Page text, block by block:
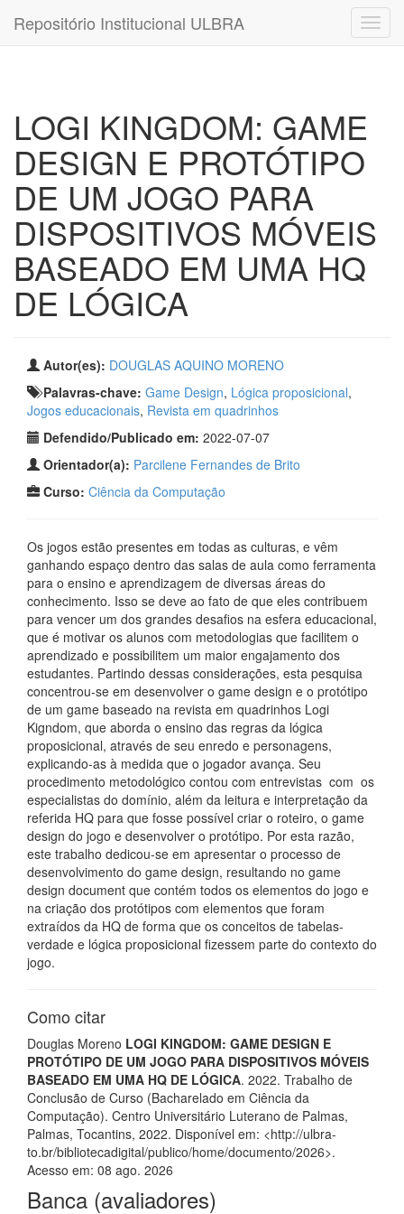
Repositório Institucional ULBRA
LOGI KINGDOM: GAME
DESIGN E PROTÓTIPO
DE UM JOGO PARA
DISPOSITIVOS MÓVEIS
BASEADO EM UMA HQ
DE LÓGICA
Autor(es): DOUGLAS AQUINO MORENO
Palavras-chave: Game Design, Lógica proposicional,
Jogos educacionais, Revista em quadrinhos
Defendido/Publicado em: 2022-07-07
Orientador(a): Parcilene Fernandes de Brito
Curso: Ciência da Computação
Os jogos estão presentes em todas as culturas, e vêm
ganhando espaço dentro das salas de aula como ferramenta
para o ensino e aprendizagem de diversas áreas do
conhecimento. Isso se deve ao fato de que eles contribuem
para vencer um dos grandes desafios na esfera educacional,
que é motivar os alunos com metodologias que facilitem o
aprendizado e possibilitem um maior engajamento dos
estudantes. Partindo dessas considerações, esta pesquisa
concentrou-se em desenvolver o game design e o protótipo
de um game baseado na revista em quadrinhos Logi
Kigndom, que aborda o ensino das regras da lógica
proposicional, através de seu enredo e personagens,
explicando-as à medida que o jogador avança. Seu
procedimento metodológico contou com entrevistas com os
especialistas do domínio, além da leitura e interpretação da
referida HQ para que fosse possível criar o roteiro, o game
design do jogo e desenvolver o protótipo. Por esta razão,
este trabalho dedicou-se em apresentar o processo de
desenvolvimento do game design, resultando no game
design document que contém todos os elementos do jogo e
na criação dos protótipos com elementos que foram
extraídos da HQ de forma que os conceitos de tabelas-
verdade e lógica proposicional fizessem parte do contexto do
jogo.
Como citar
Douglas Moreno LOGI KINGDOM: GAME DESIGN E
PROTÓTIPO DE UM JOGO PARA DISPOSITIVOS MÓVEIS
BASEADO EM UMA HQ DE LÓGICA. 2022. Trabalho de
Conclusão de Curso (Bacharelado em Ciência da
Computação). Centro Universitário Luterano de Palmas,
Palmas, Tocantins, 2022. Disponível em: <http://ulbra-
to.br/bibliotecadigital/publico/home/documento/2026>.
Acesso em: 08 ago. 2026
Banca (avaliadores)